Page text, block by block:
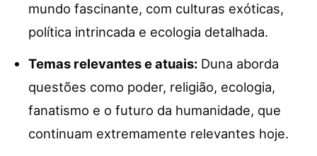
mundo fascinante, com culturas exóticas,
política intrincada e ecologia detalhada.
Temas relevantes e atuais: Duna aborda
questões como poder, religião, ecologia,
fanatismo e o futuro da humanidade, que
continuam extremamente relevantes hoje.